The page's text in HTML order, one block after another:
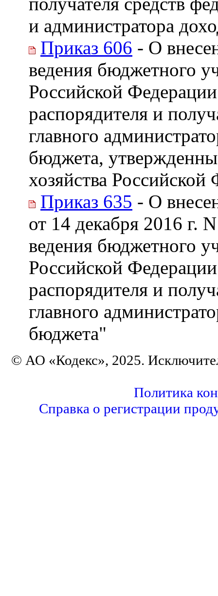
и администратора
Приказ 606 - О
ведения бюджетного
Российской
распорядителя и
главного
бюджета,
хозяйства
Приказ 635 - О
от 14 декабря 2016 г.
ведения бюджетного
Российской
распорядителя и
главного
бюджета"
© АО «Кодекс», 2025.
Политика
Справка о регистрации